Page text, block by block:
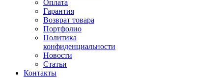
Оплата
Гарантия
Возврат товара
Портфолио
Политика
конфиденциальности
Новости
Статьи
Контакты